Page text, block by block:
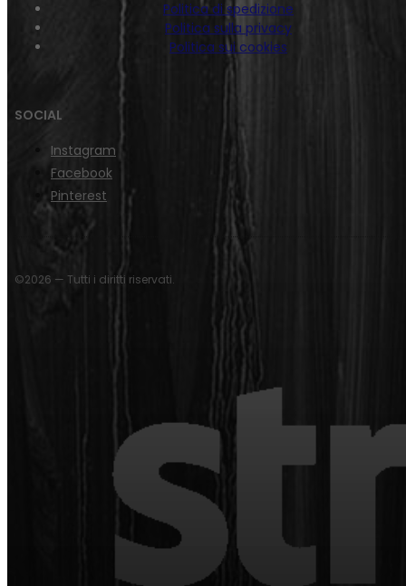
Politica di spedizione
Politica sulla privacy
Politica sui cookies
SOCIAL
Instagram
Facebook
Pinterest
©2026 — Tutti i diritti riservati.